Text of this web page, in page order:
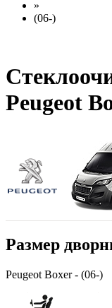
»
(06-)
Peugeot
Размер
Peugeot Boxer - (06-)